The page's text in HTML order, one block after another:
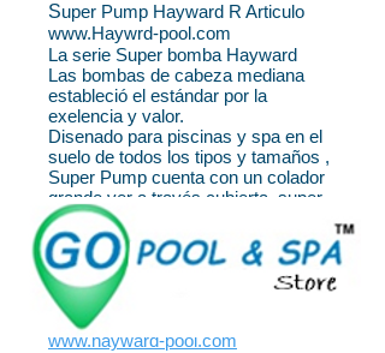
Super Pump Hayward R Articulo
www.Haywrd-pool.com
La serie Super bomba Hayward
Las bombas de cabeza mediana
estableció el estándar por la
exelencia y valor.
Disenado para piscinas y spa en el
suelo de todos los tipos y tamaños ,
Super Pump cuenta con un colador
grande ver a través cubierta, super-
tamaño de la cesta de escombros y
diseño exclusivo servicio para
facilidad mayor comodidad.
Súper Bomba conbinada probada
con un rendimiento eficiente y
silenciosa.
www.hayward-pool.com